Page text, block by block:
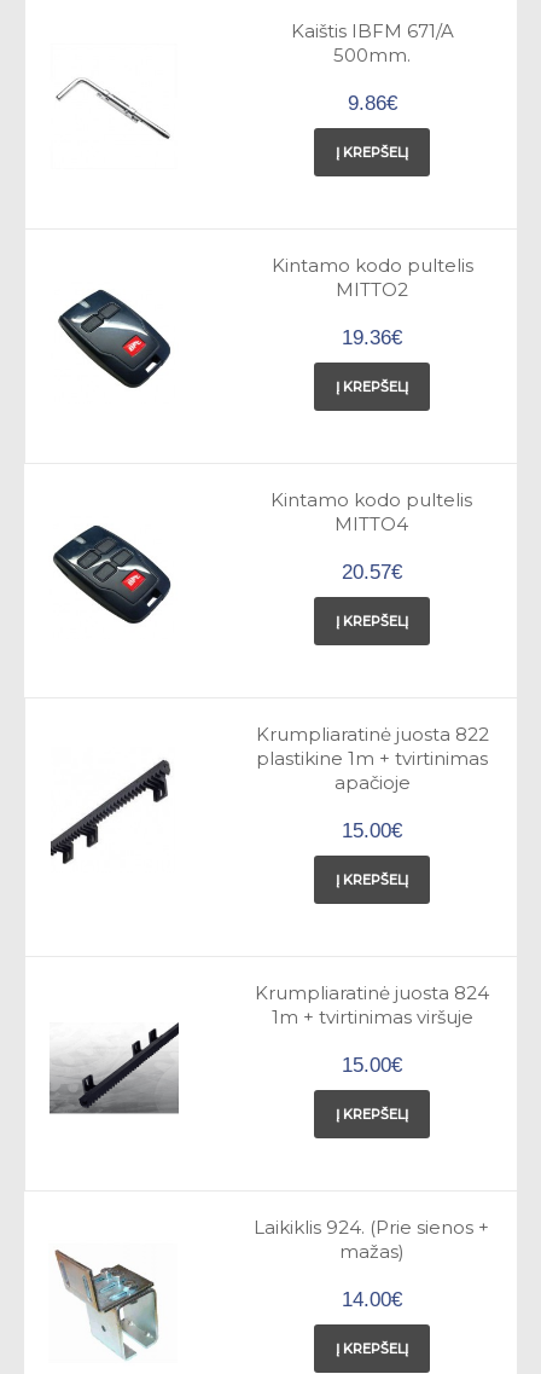
Kaištis IBFM 671/A
500mm.
9.86€
Į KREPŠELĮ
Kintamo kodo pultelis
MITTO2
19.36€
Į KREPŠELĮ
Kintamo kodo pultelis
MITTO4
20.57€
Į KREPŠELĮ
Krumpliaratinė juosta 822
plastikine 1m + tvirtinimas
apačioje
15.00€
Į KREPŠELĮ
Krumpliaratinė juosta 824
1m + tvirtinimas viršuje
15.00€
Į KREPŠELĮ
Laikiklis 924. (Prie sienos +
mažas)
14.00€
Į KREPŠELĮ